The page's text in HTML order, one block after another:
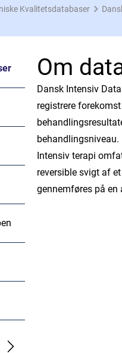
Kvalitetsdatabaser
Om
Dansk Intensiv
registrere
behandlingsniveau.
Intensiv terapi
reversible svigt af
gennemføres på